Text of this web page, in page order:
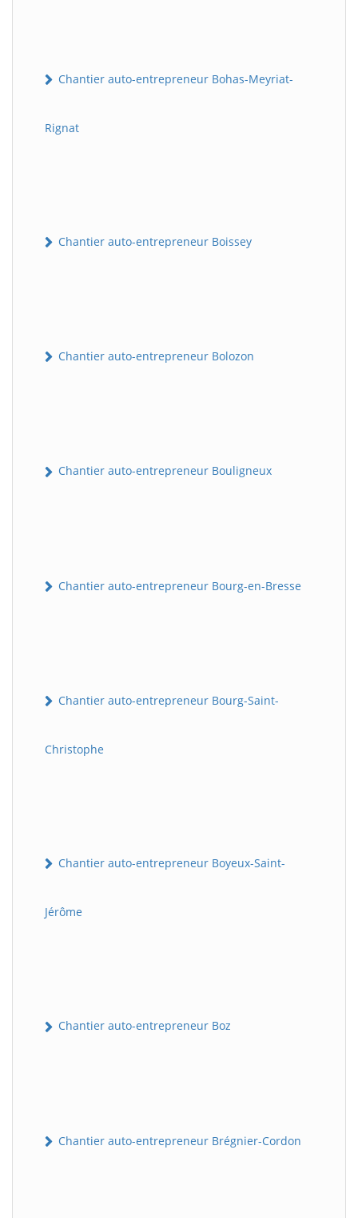
Chantier auto-entrepreneur Bohas-Meyriat-
Rignat
Chantier auto-entrepreneur Boissey
Chantier auto-entrepreneur Bolozon
Chantier auto-entrepreneur Bouligneux
Chantier auto-entrepreneur Bourg-en-Bresse
Chantier auto-entrepreneur Bourg-Saint-
Christophe
Chantier auto-entrepreneur Boyeux-Saint-
Jérôme
Chantier auto-entrepreneur Boz
Chantier auto-entrepreneur Brégnier-Cordon